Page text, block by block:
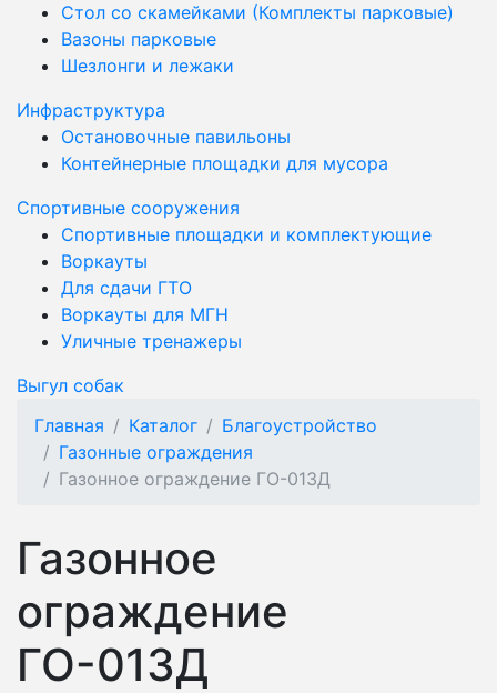
Стол со скамейками (Комплекты парковые)
Вазоны парковые
Шезлонги и лежаки
Инфраструктура
Остановочные павильоны
Контейнерные площадки для мусора
Спортивные сооружения
Спортивные площадки и комплектующие
Воркауты
Для сдачи ГТО
Воркауты для МГН
Уличные тренажеры
Выгул собак
Главная
Каталог
Благоустройство
Газонные ограждения
Газонное ограждение ГО-013Д
Газонное
ограждение
ГО-013Д